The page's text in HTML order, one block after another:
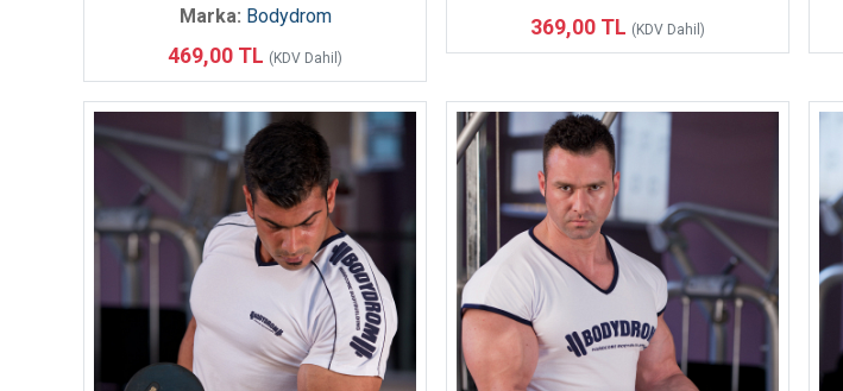
Marka: Bodydrom
469,00 TL (KDV Dahil)
369,00 TL (KDV Dahil)